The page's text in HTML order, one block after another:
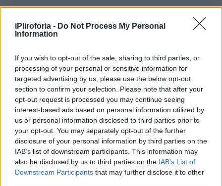
iPliroforia - Do Not Process My Personal
Information
If you wish to opt-out of the sale, sharing to third parties, or
processing of your personal or sensitive information for
targeted advertising by us, please use the below opt-out
section to confirm your selection. Please note that after your
opt-out request is processed you may continue seeing
interest-based ads based on personal information utilized by
us or personal information disclosed to third parties prior to
your opt-out. You may separately opt-out of the further
disclosure of your personal information by third parties on the
IAB’s list of downstream participants. This information may
also be disclosed by us to third parties on the IAB’s List of
Downstream Participants that may further disclose it to other
Αναφορικά με τις εισροές προς το κόμμα της
Πλεύσης Ελευθερίας, το 9% προέρχεται από